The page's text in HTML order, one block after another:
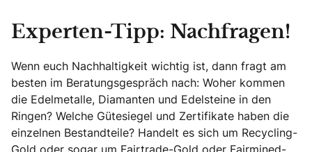
Experten-Tipp: Nachfragen!
Wenn euch Nachhaltigkeit wichtig ist, dann fragt am
besten im Beratungsgespräch nach: Woher kommen
die Edelmetalle, Diamanten und Edelsteine in den
Ringen? Welche Gütesiegel und Zertifikate haben die
einzelnen Bestandteile? Handelt es sich um Recycling-